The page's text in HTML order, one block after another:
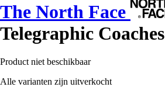
The North Face
Telegraphic Coaches
Product niet beschikbaar
Alle varianten zijn uitverkocht